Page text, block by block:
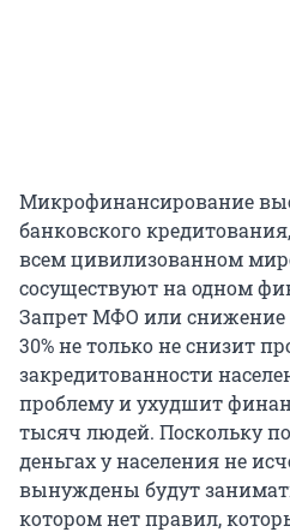
Микрофинансирование
банковского
всем цивилизованном
сосуществуют на одном
Запрет МФО или снижение
30% не только не снизит
закредитованности
проблему и ухудшит
тысяч людей. Поскольку
деньгах у населения не
вынуждены будут
котором нет правил,